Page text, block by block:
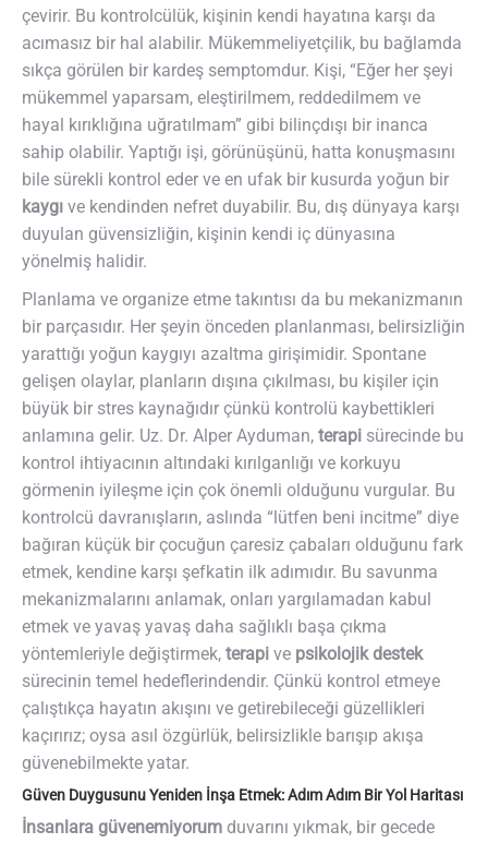
çevirir. Bu kontrolcülük, kişinin kendi hayatına karşı da
acımasız bir hal alabilir. Mükemmeliyetçilik, bu bağlamda
sıkça görülen bir kardeş semptomdur. Kişi, “Eğer her şeyi
mükemmel yaparsam, eleştirilmem, reddedilmem ve
hayal kırıklığına uğratılmam” gibi bilinçdışı bir inanca
sahip olabilir. Yaptığı işi, görünüşünü, hatta konuşmasını
bile sürekli kontrol eder ve en ufak bir kusurda yoğun bir
kaygı ve kendinden nefret duyabilir. Bu, dış dünyaya karşı
duyulan güvensizliğin, kişinin kendi iç dünyasına
yönelmiş halidir.
Planlama ve organize etme takıntısı da bu mekanizmanın
bir parçasıdır. Her şeyin önceden planlanması, belirsizliğin
yarattığı yoğun kaygıyı azaltma girişimidir. Spontane
gelişen olaylar, planların dışına çıkılması, bu kişiler için
büyük bir stres kaynağıdır çünkü kontrolü kaybettikleri
anlamına gelir. Uz. Dr. Alper Ayduman, terapi sürecinde bu
kontrol ihtiyacının altındaki kırılganlığı ve korkuyu
görmenin iyileşme için çok önemli olduğunu vurgular. Bu
kontrolcü davranışların, aslında “lütfen beni incitme” diye
bağıran küçük bir çocuğun çaresiz çabaları olduğunu fark
etmek, kendine karşı şefkatin ilk adımıdır. Bu savunma
mekanizmalarını anlamak, onları yargılamadan kabul
etmek ve yavaş yavaş daha sağlıklı başa çıkma
yöntemleriyle değiştirmek, terapi ve psikolojik destek
sürecinin temel hedeflerindendir. Çünkü kontrol etmeye
çalıştıkça hayatın akışını ve getirebileceği güzellikleri
kaçırırız; oysa asıl özgürlük, belirsizlikle barışıp akışa
güvenebilmekte yatar.
Güven Duygusunu Yeniden İnşa Etmek: Adım Adım Bir Yol Haritası
İnsanlara güvenemiyorum duvarını yıkmak, bir gecede